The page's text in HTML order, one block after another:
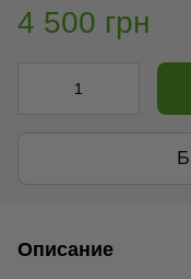
4 500 грн
Описание